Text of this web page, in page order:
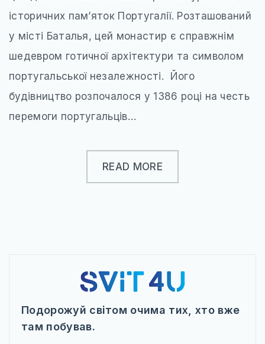
історичних пам’яток Португалії. Розташований
у місті Баталья, цей монастир є справжнім
шедевром готичної архітектури та символом
португальської незалежності. Його
будівництво розпочалося у 1386 році на честь
перемоги португальців…
READ MORE
Подорожуй світом очима тих, хто вже
там побував.